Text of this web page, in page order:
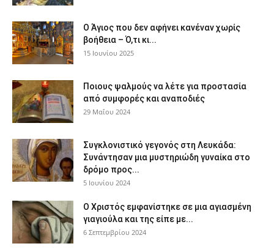
Ο Άγιος που δεν αφήνει κανέναν χωρίς
βοήθεια – Ό,τι κι...
15 Ιουνίου 2025
Ποιους ψαλμούς να λέτε για προστασία
από συμφορές και αναποδιές
29 Μαΐου 2024
Συγκλονιστικό γεγονός στη Λευκάδα:
Συνάντησαν μια μυστηριώδη γυναίκα στο
δρόμο προς...
5 Ιουνίου 2024
Ο Χριστός εμφανίστηκε σε μια αγιασμένη
γιαγιούλα και της είπε με...
6 Σεπτεμβρίου 2024